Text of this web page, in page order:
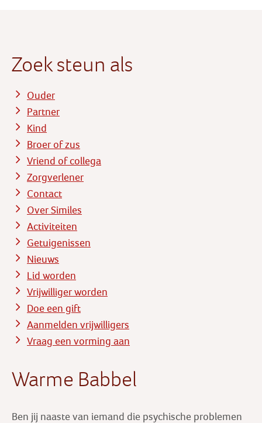
Zoek steun als
Ouder
Partner
Kind
Broer of zus
Vriend of collega
Zorgverlener
Contact
Over Similes
Activiteiten
Getuigenissen
Nieuws
Lid worden
Vrijwilliger worden
Doe een gift
Aanmelden vrijwilligers
Vraag een vorming aan
Warme Babbel
Ben jij naaste van iemand die psychische problemen